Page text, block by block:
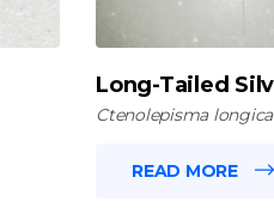
Long-Tailed
Ctenolepisma
READ MORE